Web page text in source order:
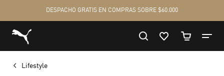
Lifestyle